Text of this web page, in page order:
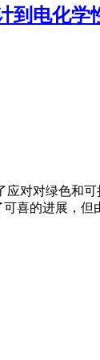
到电化学
对对绿色和
喜的进展，